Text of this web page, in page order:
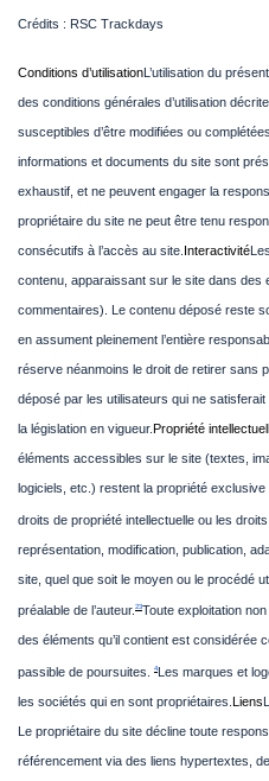
Crédits : RSC Trackdays
Conditions d’utilisationL’utilisation du
des conditions générales d’utilisation
susceptibles d’être modifiées ou
informations et documents du site sont
exhaustif, et ne peuvent engager la
propriétaire du site ne peut être tenu
consécutifs à l’accès au site. Interactivité
contenu, apparaissant sur le site dans des
commentaires). Le contenu déposé reste
en assument pleinement l’entière
réserve néanmoins le droit de retirer sans
déposé par les utilisateurs qui ne
la législation en vigueur.Propriété
éléments accessibles sur le site (textes,
logiciels, etc.) restent la propriété
droits de propriété intellectuelle ou les droits
représentation, modification, publication,
site, quel que soit le moyen ou le procédé
préalable de l’auteur. 23Toute exploitation
des éléments qu’il contient est considérée
passible de poursuites. 4Les marques et
les sociétés qui en sont propriétaires. Liens
Le propriétaire du site décline toute
référencement via des liens hypertextes,